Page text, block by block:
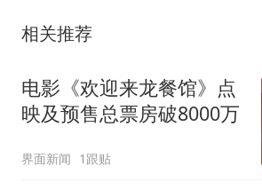
相关推荐
电影《欢迎来龙餐馆》点
映及预售总票房破8000万
界面新闻 1跟贴